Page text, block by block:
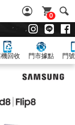
0
回收 門市據點 門